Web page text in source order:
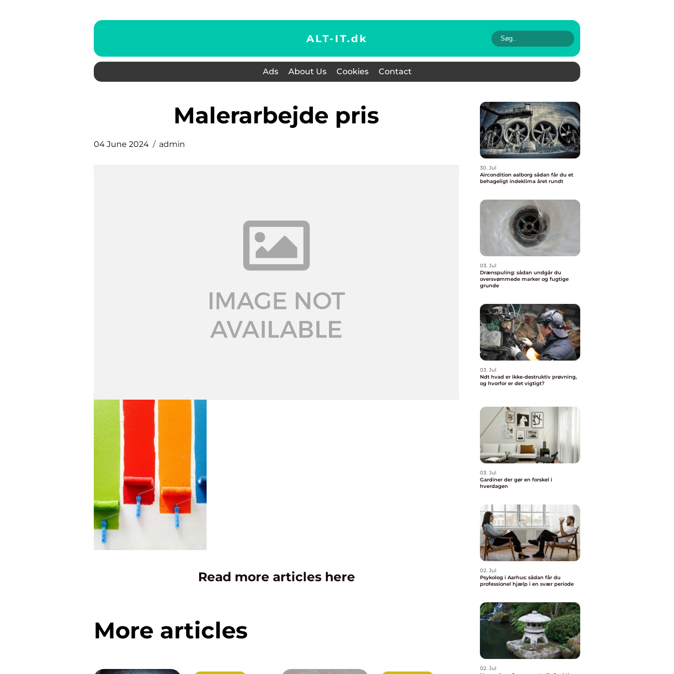
ALT-IT.dk
Ads About Us Cookies Contact
malerarbejde pris
04 June 2024 admin
Read more articles here
More articles
30. Jul
Aircondition aalborg sådan får du et
behageligt indeklima året rundt
03. Jul
Drænspuling: sådan undgår du
oversvømmede marker og fugtige
grunde
03. Jul
Ndt hvad er ikke-destruktiv prøvning,
og hvorfor er det vigtigt?
03. Jul
Gardiner der gør en forskel i
hverdagen
02. Jul
Psykolog i Aarhus: sådan får du
professionel hjælp i en svær periode
02. Jul